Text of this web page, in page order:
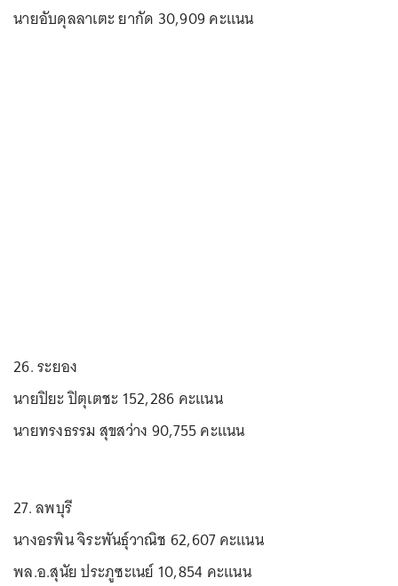
นายอับดุลลาเตะ ยากัด 30,909 คะแนน
26. ระยอง
นายปิยะ ปิตุเตชะ 152,286 คะแนน
นายทรงธรรม สุขสว่าง 90,755 คะแนน
27. ลพบุรี
นางอรพิน จิระพันธุ์วาณิช 62,607 คะแนน
พล.อ.สุนัย ประภูซะเนย์ 10,854 คะแนน